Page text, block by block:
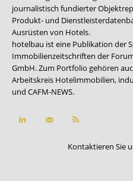
journalistisch fundierter
Produkt- und
Ausrüsten von Hotels.
hotelbau ist eine Publikation der
Immobilienzeitschriften der
GmbH. Zum Portfolio gehören
Arbeitskreis Hotelimmobilien,
und CAFM-NEWS.
Kontaktieren Sie